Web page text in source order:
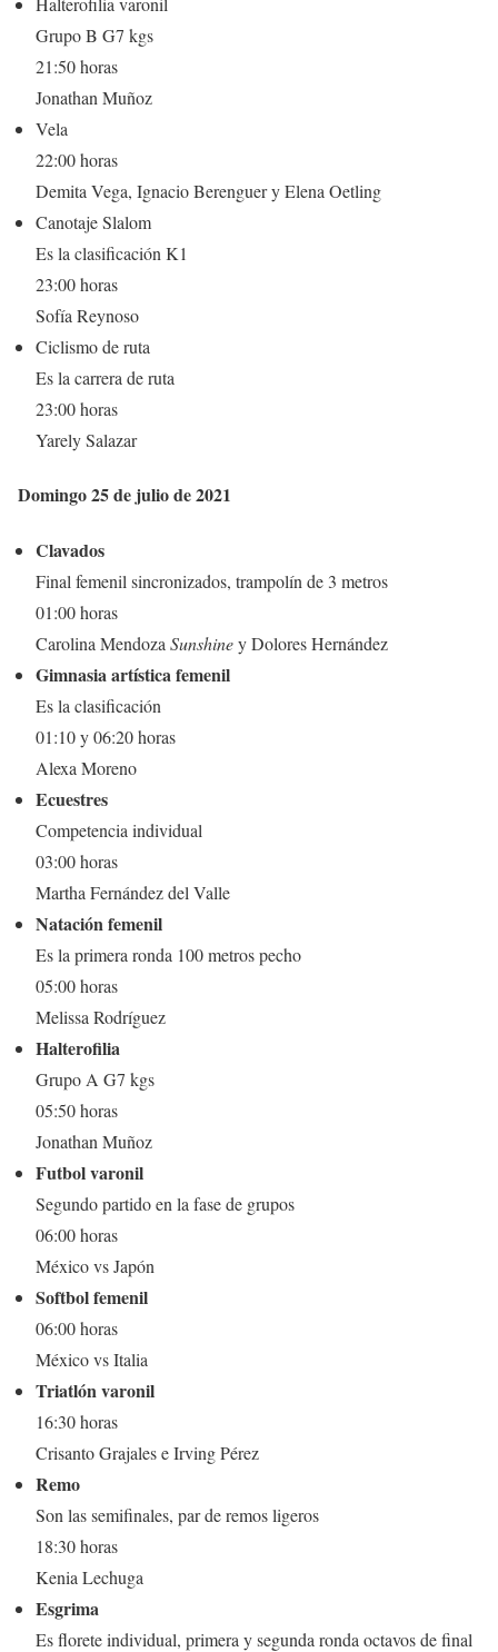
Grupo B G7 kgs
21:50 horas
Jonathan Muñoz
Vela
22:00 horas
Demita Vega, Ignacio Berenguer y Elena Oetling
Canotaje Slalom
Es la clasificación K1
23:00 horas
Sofía Reynoso
Ciclismo de ruta
Es la carrera de ruta
23:00 horas
Yarely Salazar
Domingo 25 de julio de 2021
Clavados
Final femenil sincronizados, trampolín de 3 metros
01:00 horas
Carolina Mendoza Sunshiney Dolores Hernández
Gimnasia artística femenil
Es la clasificación
01:10 y 06:20 horas
Alexa Moreno
Ecuestres
Competencia individual
03:00 horas
Martha Fernández del Valle
Natación femenil
Es la primera ronda 100 metros pecho
05:00 horas
Melissa Rodríguez
Halterofilia
Grupo A G7 kgs
05:50 horas
Jonathan Muñoz
Futbol varonil
Segundo partido en la fase de grupos
06:00 horas
México vs Japón
Softbol femenil
06:00 horas
México vs Italia
Triatlón varonil
16:30 horas
Crisanto Grajales e Irving Pérez
Remo
Son las semifinales, par de remos ligeros
18:30 horas
Kenia Lechuga
Esgrima
Es florete individual, primera y segunda ronda octavos de final